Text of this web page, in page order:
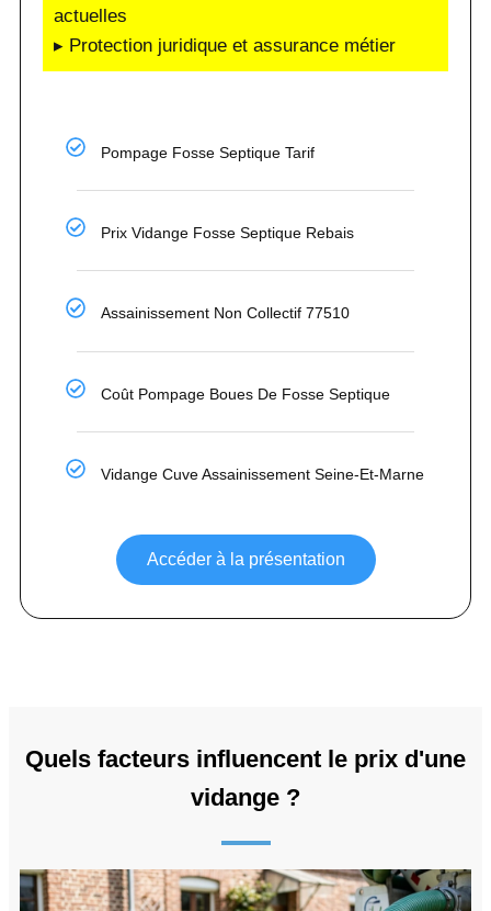
actuelles
▸ Protection juridique et assurance métier
Pompage Fosse Septique Tarif
Prix Vidange Fosse Septique Rebais
Assainissement Non Collectif 77510
Coût Pompage Boues De Fosse Septique
Vidange Cuve Assainissement Seine-Et-Marne
Accéder à la présentation
Quels facteurs influencent le prix d'une
vidange ?